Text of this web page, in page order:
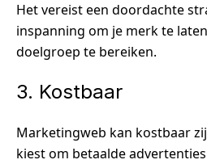
Het vereist een doordachte
inspanning om je merk te
doelgroep te bereiken.
3. Kostbaar
Marketingweb kan kostbaar
kiest om betaalde